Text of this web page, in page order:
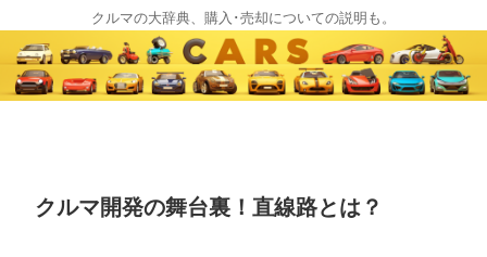
クルマの大辞典、購入･売却についての説明も。
クルマ開発の舞台裏！直線路とは？